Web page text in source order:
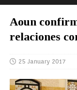
Aoun
relaciones
25 January 2017